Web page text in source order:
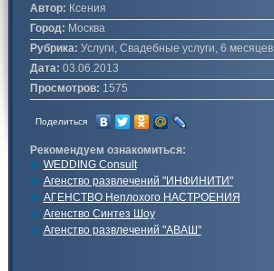
Автор: Ксения
Город: Москва
Рубрика: Услуги, Свадебные услуги, 6 месяцев
Дата: 03.06.2013
Просмотров: 1575
Поделиться
Рекомендуем ознакомиться:
WEDDING Consult
Агенство развлечений "ИНФИНИТИ"
АГЕНСТВО Неплохого НАСТРОЕНИЯ
Агенство Синтез Шоу
Агенство развлечений "АВАШ"